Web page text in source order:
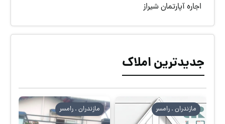
اجاره آپارتمان شیراز
جدیدترین املاک
مازندران . رامسر مازندران . رامسر